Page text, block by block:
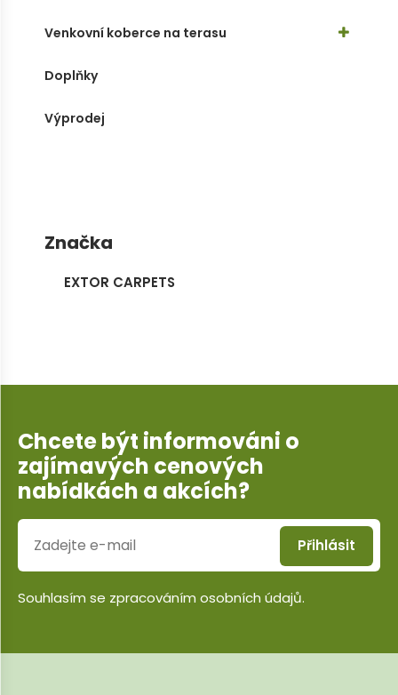
Venkovní koberce na terasu
Doplňky
Výprodej
Značka
EXTOR CARPETS
Chcete být informováni o
zajímavých cenových
nabídkách a akcích?
Přihlásit
Souhlasím se zpracováním osobních údajů.